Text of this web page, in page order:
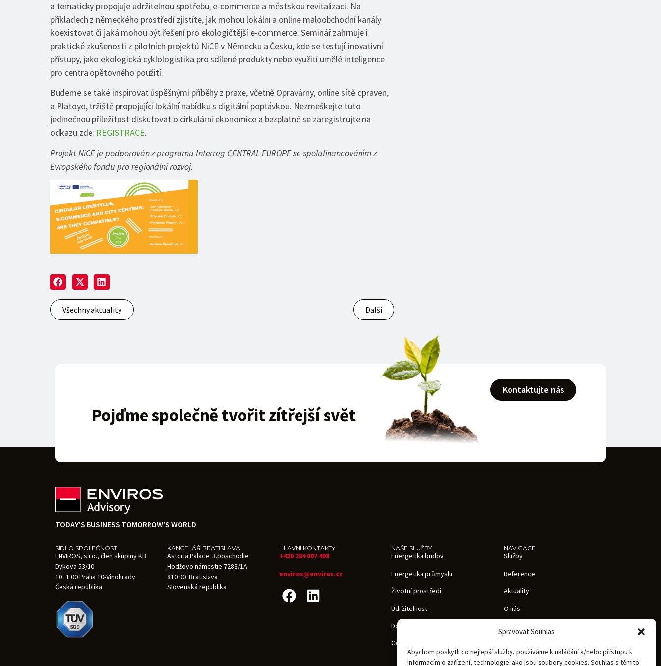
Spravovat Souhlas
Abychom poskytli co nejlepší služby, používáme k ukládání a/nebo přístupu k
informacím o zařízení, technologie jako jsou soubory cookies. Souhlas s těmito
a tematicky propojuje udržitelnou spotřebu, e-commerce a městskou revitalizaci. Na
příkladech z německého prostředí zjistíte, jak mohou lokální a online maloobchodní kanály
koexistovat či jaká mohou být řešení pro ekologičtější e-commerce. Seminář zahrnuje i
praktické zkušenosti z pilotních projektů NiCE v Německu a Česku, kde se testují inovativní
přístupy, jako ekologická cyklologistika pro sdílené produkty nebo využití umělé inteligence
pro centra opětovného použití.
Budeme se také inspirovat úspěšnými příběhy z praxe, včetně Opravárny, online sítě opraven,
a Platoyo, tržiště propojující lokální nabídku s digitální poptávkou. Nezmeškejte tuto
jedinečnou příležitost diskutovat o cirkulární ekonomice a bezplatně se zaregistrujte na
odkazu zde: REGISTRACE.
Projekt NiCE je podporován z programu Interreg CENTRAL EUROPE se spolufinancováním z
Evropského fondu pro regionální rozvoj.
Všechny aktuality Další
Pojďme společně tvořit zítřejší svět
Kontaktujte nás
TODAY’S BUSINESS TOMORROW’S WORLD
SÍDLO SPOLEČNOSTI
ENVIROS, s.r.o., člen skupiny KB
Dykova 53/10
10 1 00 Praha 10-Vinohrady
Česká republika
KANCELÁŘ BRATISLAVA
Astoria Palace, 3.poschodie
Hodžovo námestie 7283/1A
810 00 Bratislava
Slovenská republika
HLAVNÍ KONTAKTY
+420 284 007 498
enviros@enviros.cz
NAŠE SLUŽBY
Energetika budov
Energetika průmyslu
Životní prostředí
Udržitelnost
Dotace v ČR i zahraničí
Certifikace budov
NAVIGACE
Služby
Reference
Aktuality
O nás
Zásady zpracování osobních údajů